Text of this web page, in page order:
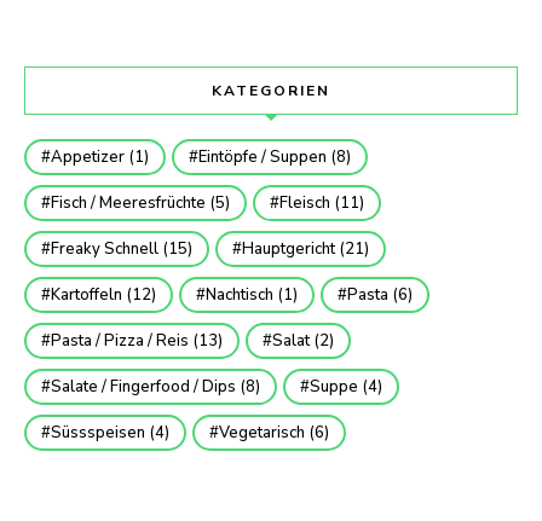
KATEGORIEN
Appetizer (1) Eintöpfe / Suppen (8)
Fisch / Meeresfrüchte (5) Fleisch (11)
Freaky Schnell (15) Hauptgericht(21)
Kartoffeln (12) Nachtisch (1) Pasta (6)
Pasta / Pizza / Reis (13) Salat(2)
Salate / Fingerfood / Dips (8) Suppe (4)
Süssspeisen (4) Vegetarisch (6)